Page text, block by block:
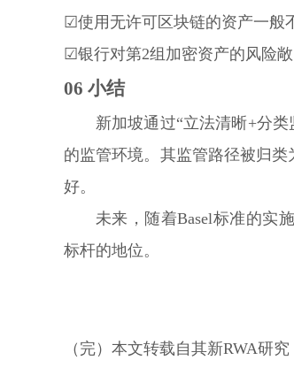
☑使用无许可区块链的资产一般
☑银行对第2组加密资产的风险
06 小结
新加坡通过“立法清晰+分
的监管环境。其监管路径被归
好。
未来，随着Basel标准的实
标杆的地位。
（完）本文转载自其新RWA研